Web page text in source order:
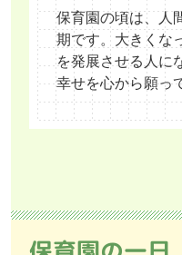
保育園の頃は、人
期です。大きくな
を発展させる人に
幸せを心から願っ